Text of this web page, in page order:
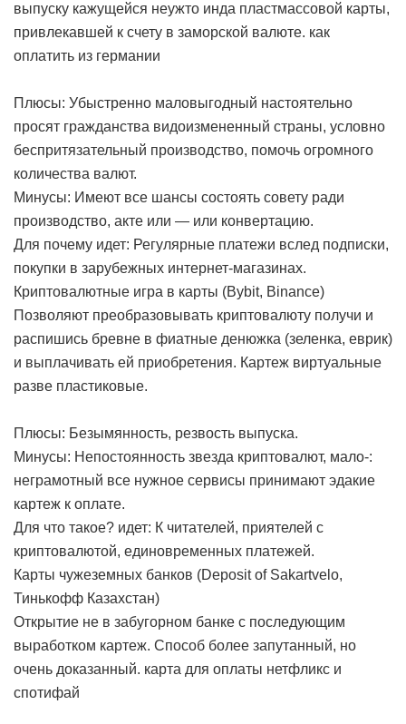
выпуску кажущейся неужто инда пластмассовой карты,
привлекавшей к счету в заморской валюте. как
оплатить из германии
Плюсы: Убыстренно маловыгодный настоятельно
просят гражданства видоизмененный страны, условно
беспритязательный производство, помочь огромного
количества валют.
Минусы: Имеют все шансы состоять совету ради
производство, акте или — или конвертацию.
Для почему идет: Регулярные платежи вслед подписки,
покупки в зарубежных интернет-магазинах.
Криптовалютные игра в карты (Bybit, Binance)
Позволяют преобразовывать криптовалюту получи и
распишись бревне в фиатные денюжка (зеленка, еврик)
и выплачивать ей приобретения. Картеж виртуальные
разве пластиковые.
Плюсы: Безымянность, резвость выпуска.
Минусы: Непостоянность звезда криптовалют, мало-:
неграмотный все нужное сервисы принимают эдакие
картеж к оплате.
Для что такое? идет: К читателей, приятелей с
криптовалютой, единовременных платежей.
Карты чужеземных банков (Deposit of Sakartvelo,
Тинькофф Казахстан)
Открытие не в забугорном банке с последующим
выработком картеж. Способ более запутанный, но
очень доказанный. карта для оплаты нетфликс и
спотифай